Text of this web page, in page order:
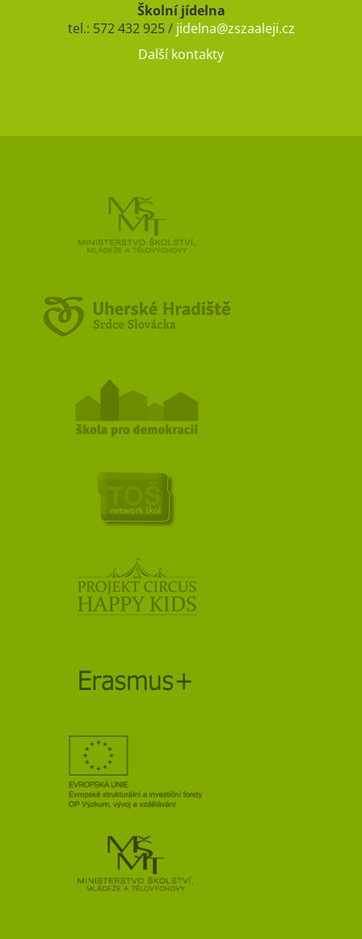
Školní jídelna
tel.: 572 432 925 / jidelna@zszaaleji.cz
Další kontakty